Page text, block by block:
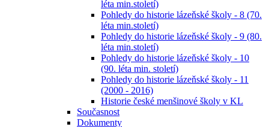
léta min.století)
Pohledy do historie lázeňské školy - 8 (70.
léta min.století)
Pohledy do historie lázeňské školy - 9 (80.
léta min.století)
Pohledy do historie lázeňské školy - 10
(90. léta min. století)
Pohledy do historie lázeňské školy - 11
(2000 - 2016)
Historie české menšinové školy v KL
Současnost
Dokumenty